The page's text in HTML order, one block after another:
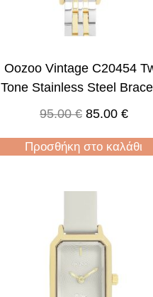
Oozoo Vintage C20454
Tone Stainless Steel
95.00€ 85.00 €
Προσθήκη στο καλάθι